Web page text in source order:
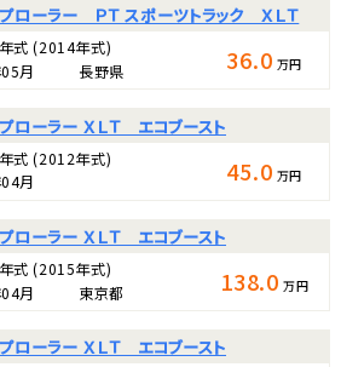
ローラー ＰＴ スポーツトラック ＸＬＴ
式(2014年式)
月 長野県 36.0 万円
ローラー ＸＬＴ エコブースト
式(2012年式)
月 45.0 万円
ローラー ＸＬＴ エコブースト
式(2015年式)
月 東京都 138.0 万円
ローラー ＸＬＴ エコブースト